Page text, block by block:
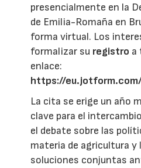
presencialmente en la
de Emilia-Romaña en
forma virtual. Los
formalizar su registro a
enlace:
https://
La cita se erige un año
clave para el
el debate sobre las
materia de agricultura y
soluciones conjuntas